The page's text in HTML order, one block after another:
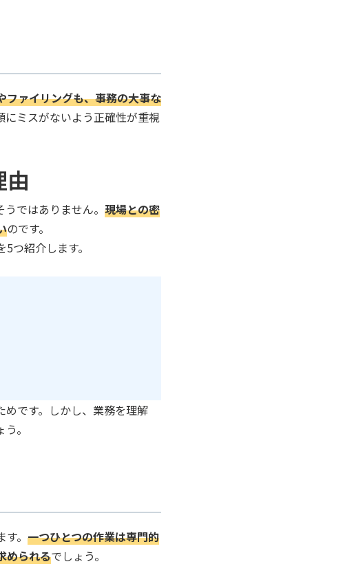
ファイリングも、事務の大事な
ミスがないよう正確性が重視
ではありません。 現場との密
のです。
つ紹介します。
です。しかし、業務を理解
。
。 一つひとつの作業は専門的
められるでしょう。